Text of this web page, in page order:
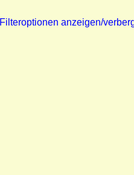
Filteroptionen anzeigen/